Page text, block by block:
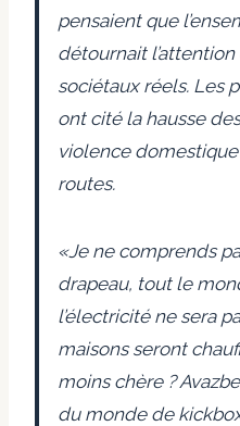
pensaient que
détournait
sociétaux réels. Les
ont cité la hausse
violence
routes.
«Je ne comprends
drapeau, tout le
l’électricité ne sera
maisons seront
moins chère ?
du monde de